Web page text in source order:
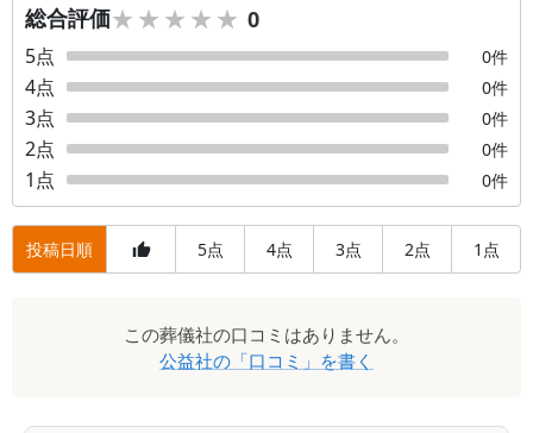
総合評価★★★★★
★★★★★ 0
5点 0件
4点 0件
3点 0件
2点 0件
1 点 0件
投稿日順 5点 4点 3点 2点 1 点
この葬儀社の口コミはありません。
公益社の「口コミ」を書く